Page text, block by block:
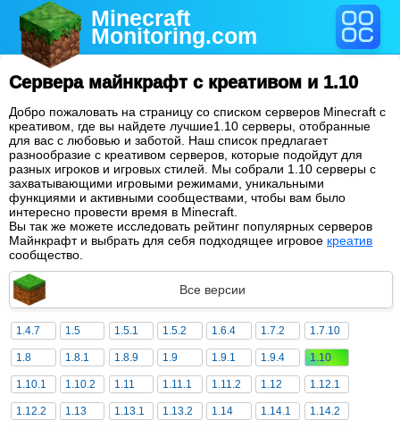
Minecraft
Monitoring.com
Сервера майнкрафт с креативом и 1.10
Добро пожаловать на страницу со списком серверов Minecraft с
креативом, где вы найдете лучшие1.10 серверы, отобранные
для вас с любовью и заботой. Наш список предлагает
разнообразие с креативом серверов, которые подойдут для
разных игроков и игровых стилей. Мы собрали 1.10 серверы с
захватывающими игровыми режимами, уникальными
функциями и активными сообществами, чтобы вам было
интересно провести время в Minecraft.
Вы так же можете исследовать рейтинг популярных серверов
Майнкрафт и выбрать для себя подходящее игровое креатив
сообщество.
Все версии
1.4.7 1.5 1.5.1 1.5.2 1.6.4 1.7.2 1.7.10
1.8 1.8.1 1.8.9 1.9 1.9.1 1.9.4 1.10
1.10.1 1.10.2 1.11 1.11.1 1.11.2 1.12 1.12.1
1.12.2 1.13 1.13.1 1.13.2 1.14 1.14.1 1.14.2